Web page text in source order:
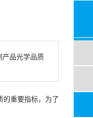
产品光学品质
的重要指标，为了